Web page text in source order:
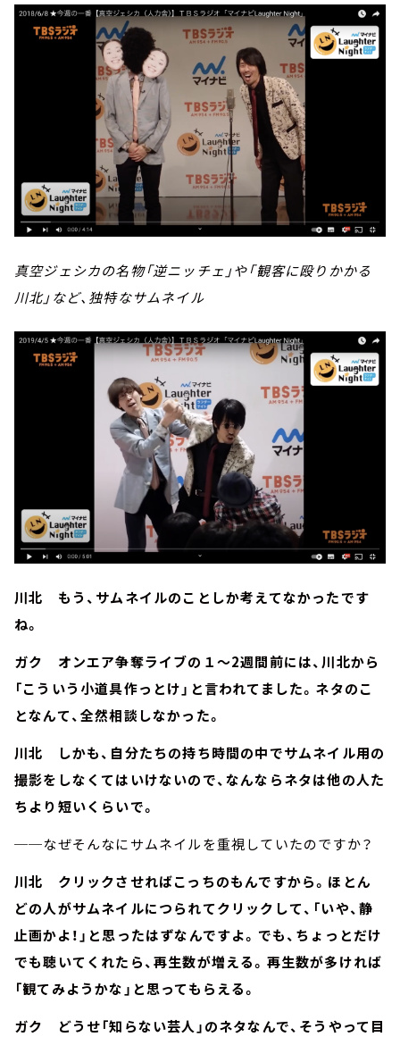
真空ジェシカの名物「逆ニッチェ」や「観客に殴りかかる
川北」など、独特なサムネイル
川北 もう、サムネイルのことしか考えてなかったです
ね。
ガク オンエア争奪ライブの１～2週間前には、川北から
「こういう小道具作っとけ」と言われてました。ネタのこ
となんて、全然相談しなかった。
川北 しかも、自分たちの持ち時間の中でサムネイル用の
撮影をしなくてはいけないので、なんならネタは他の人た
ちより短いくらいで。
──なぜそんなにサムネイルを重視していたのですか？
川北 クリックさせればこっちのもんですから。ほとん
どの人がサムネイルにつられてクリックして、「いや、静
止画かよ！」と思ったはずなんですよ。でも、ちょっとだけ
でも聴いてくれたら、再生数が増える。再生数が多ければ
「観てみようかな」と思ってもらえる。
ガク どうせ「知らない芸人」のネタなんで、そうやって目